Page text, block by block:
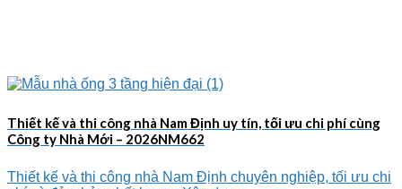
Thiết kế và thi công nhà Nam Định uy tín, tối ưu chi phí cùng
Công ty Nhà Mới – 2026NM662
Thiết kế và thi công nhà Nam Định chuyên nghiệp, tối ưu chi